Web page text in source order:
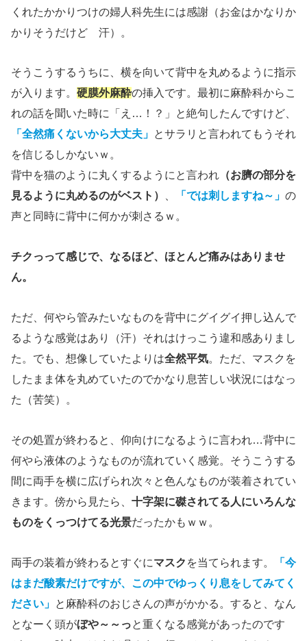
くれたかかりつけの婦人科先生には感謝（お金はかなりか
かりそうだけど 汗）。
そうこうするうちに、横を向いて背中を丸めるように指示
が入ります。 硬膜外麻酔の挿入です。最初に麻酔科からこ
れの話を聞いた時に「え…！？」と絶句したんですけど、
「全然痛くないから大丈夫」 とサラリと言われてもうそれ
を信じるしかないｗ。
背中を猫のように丸くするようにと言われ （お臍の部分を
見るように丸めるのがベスト）
、 「では刺しますね～」 の
声と同時に背中に何かが刺さるｗ。
チクっって感じで、なるほど、ほとんど痛みはありませ
ん。
ただ、何やら管みたいなものを背中にグイグイ押し込んで
るような感覚はあり（汗）それはけっこう違和感ありまし
た。でも、想像していたよりは全然平気。ただ、マスクを
したまま体を丸めていたのでかなり息苦しい状況にはなっ
た（苦笑）。
その処置が終わると、仰向けになるように言われ…背中に
何やら液体のようなものが流れていく感覚。そうこうする
間に両手を横に広げられ次々と色んなものが装着されてい
きます。傍から見たら、 十字架に磔されてる人にいろんな
ものをくっつけてる光景だったかもｗｗ。
両手の装着が終わるとすぐにマスク を当てられます。
「今
はまだ酸素だけですが、この中でゆっくり息をしてみてく
ださい」 と麻酔科のおじさんの声がかかる。すると、なん
となーく頭がぼや～～っと重くなる感覚があったのです